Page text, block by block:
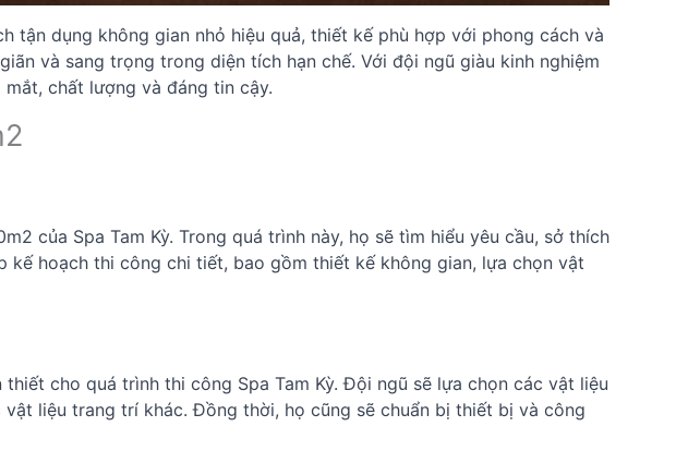
tận dụng không gian nhỏ hiệu quả, thiết kế phù hợp với phong cách và
và sang trọng trong diện tích hạn chế. Với đội ngũ giàu kinh nghiệm
chất lượng và đáng tin cậy.
của Spa Tam Kỳ. Trong quá trình này, họ sẽ tìm hiểu yêu cầu, sở thích
hoạch thi công chi tiết, bao gồm thiết kế không gian, lựa chọn vật
cho quá trình thi công Spa Tam Kỳ. Đội ngũ sẽ lựa chọn các vật liệu
liệu trang trí khác. Đồng thời, họ cũng sẽ chuẩn bị thiết bị và công